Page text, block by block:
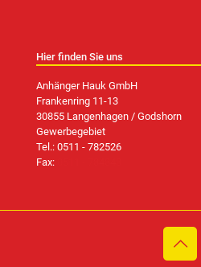
Hier finden Sie uns
Anhänger Hauk GmbH
Frankenring 11-13
30855 Langenhagen / Godshorn
Gewerbegebiet
Tel.: 0511 - 782526
Fax: